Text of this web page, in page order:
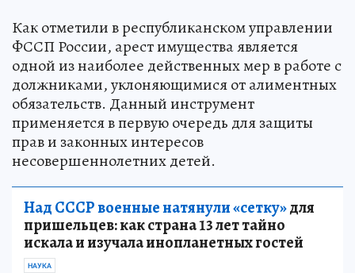
Как отметили в республиканском управлении
ФССП России, арест имущества является
одной из наиболее действенных мер в работе с
должниками, уклоняющимися от алиментных
обязательств. Данный инструмент
применяется в первую очередь для защиты
прав и законных интересов
несовершеннолетних детей.
Над СССР военные натянули «сетку»для
пришельцев: как страна 13 лет тайно
искала и изучала инопланетных гостей
НАУКА